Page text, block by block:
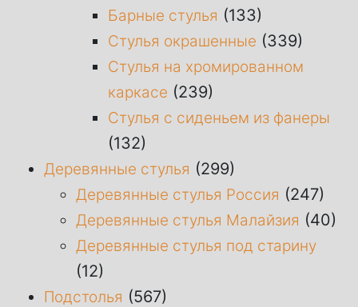
Барные стулья (133)
Стулья окрашенные (339)
Стулья на хромированном
каркасе (239)
Стулья с сиденьем из фанеры
(132)
Деревянные стулья (299)
Деревянные стулья Россия (247)
Деревянные стулья Малайзия (40)
Деревянные стулья под старину
(12)
Подстолья (567)